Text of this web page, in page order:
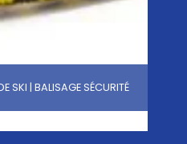
SKI | BALISAGE SÉCURITÉ